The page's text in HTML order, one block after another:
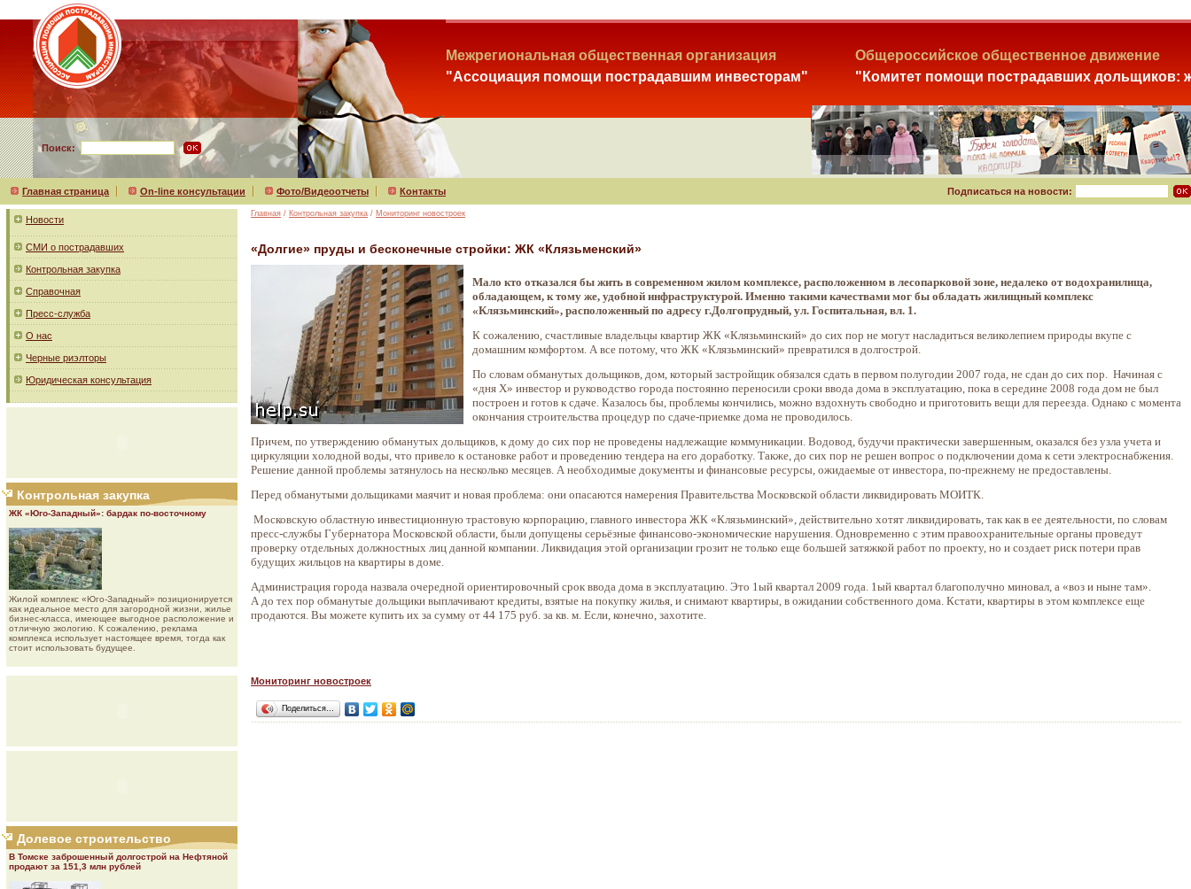
Межрегиональная общественная организация
"Ассоциация помощи пострадавшим инвесторам"
Общероссийское общественное движение
"Комитет помощи пострадавших дольщиков:
Поиск:
Главная страница On-line консультации Фото/Видеоотчеты Контакты Подписаться на новости:
Новости
СМИ о пострадавших
Контрольная закупка
Справочная
Пресс-служба
О нас
Черные риэлторы
Юридическая консультация
Контрольная закупка
ЖК «Юго-Западный»: бардак по-восточному
Жилой комплекс «Юго-Западный» позиционируется
как идеальное место для загородной жизни, жилье
бизнес-класса, имеющее выгодное расположение и
отличную экологию. К сожалению, реклама
комплекса использует настоящее время, тогда как
стоит использовать будущее.
Долевое строительство
В Томске заброшенный долгострой на Нефтяной
продают за 151,3 млн рублей
Главная / Контрольная закупка / Мониторинг новостроек
«Долгие» пруды и бесконечные стройки: ЖК «Клязьменский»
Мало кто отказался бы жить в современном жилом комплексе, расположенном в лесопарковой зоне, недалеко от водохранилища,
обладающем, к тому же, удобной инфраструктурой. Именно такими качествами мог бы обладать жилищный комплекс
«Клязьминский», расположенный по адресу г.Долгопрудный, ул. Госпитальная, вл. 1.
К сожалению, счастливые владельцы квартир ЖК «Клязьминский» до сих пор не могут насладиться великолепием природы вкупе с
домашним комфортом. А все потому, что ЖК «Клязьминский» превратился в долгострой.
По словам обманутых дольщиков, дом, который застройщик обязался сдать в первом полугодии 2007 года, не сдан до сих пор. Начиная с
«дня Х» инвестор и руководство города постоянно переносили сроки ввода дома в эксплуатацию, пока в середине 2008 года дом не был
построен и готов к сдаче. Казалось бы, проблемы кончились, можно вздохнуть свободно и приготовить вещи для переезда. Однако с момента
окончания строительства процедур по сдаче-приемке дома не проводилось.
Причем, по утверждению обманутых дольщиков, к дому до сих пор не проведены надлежащие коммуникации. Водовод, будучи практически завершенным, оказался без узла учета и
циркуляции холодной воды, что привело к остановке работ и проведению тендера на его доработку. Также, до сих пор не решен вопрос о подключении дома к сети электроснабжения.
Решение данной проблемы затянулось на несколько месяцев. А необходимые документы и финансовые ресурсы, ожидаемые от инвестора, по-прежнему не предоставлены.
Перед обманутыми дольщиками маячит и новая проблема: они опасаются намерения Правительства Московской области ликвидировать МОИТК.
Московскую областную инвестиционную трастовую корпорацию, главного инвестора ЖК «Клязьминский», действительно хотят ликвидировать, так как в ее деятельности, по словам
пресс-службы Губернатора Московской области, были допущены серьёзные финансово-экономические нарушения. Одновременно с этим правоохранительные органы проведут
проверку отдельных должностных лиц данной компании. Ликвидация этой организации грозит не только еще большей затяжкой работ по проекту, но и создает риск потери прав
будущих жильцов на квартиры в доме.
Администрация города назвала очередной ориентировочный срок ввода дома в эксплуатацию. Это 1ый квартал 2009 года. 1ый квартал благополучно миновал, а «воз и ныне там».
А до тех пор обманутые дольщики выплачивают кредиты, взятые на покупку жилья, и снимают квартиры, в ожидании собственного дома. Кстати, квартиры в этом комплексе еще
продаются. Вы можете купить их за сумму от 44 175 руб. за кв. м. Если, конечно, захотите.
Мониторинг новостроек
Поделиться…